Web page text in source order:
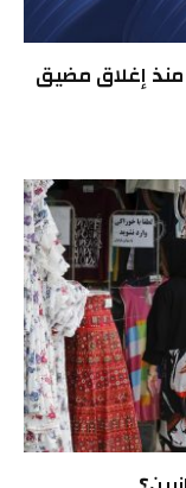
إغلاق مضيق